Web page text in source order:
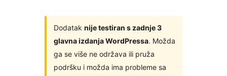
Dodatak nije testiran s zadnje 3
glavna izdanja WordPressa. Možda
ga se više ne održava ili pruža
podršku i možda ima probleme sa